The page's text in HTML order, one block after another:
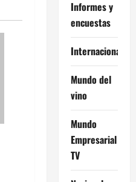
Informes y
encuestas
Internacional
Mundo del
vino
Mundo
Empresarial
TV